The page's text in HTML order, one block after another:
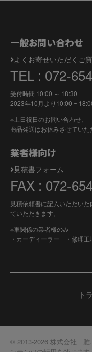
一般お問い合わせ
よくお寄せいただくご
TEL : 072-
受付時間 10:00 ～ 18:30
2023年10月より 10:00 ~
※土日祝日のお問い合わせ、
商品発送はお休みさせていた
業者様向け
見積書フォーム
FAX : 072-
見積依頼書に記入いただい
ていただきます。
※車関係の業者様のみ
・カーディーラー ・修理
ト
© 2013-2026 株式会社 雅